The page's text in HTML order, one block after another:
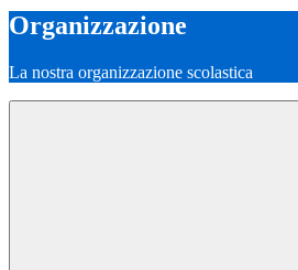
Organizzazione
La nostra organizzazione scolastica